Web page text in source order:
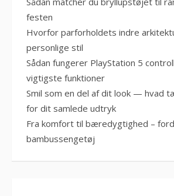
festen
Hvorfor parforholdets indre
personlige stil
Sådan fungerer PlayStation 5
vigtigste funktioner
Smil som en del af dit look — hvad
for dit samlede udtryk
Fra komfort til bæredygtighed –
bambussengetøj